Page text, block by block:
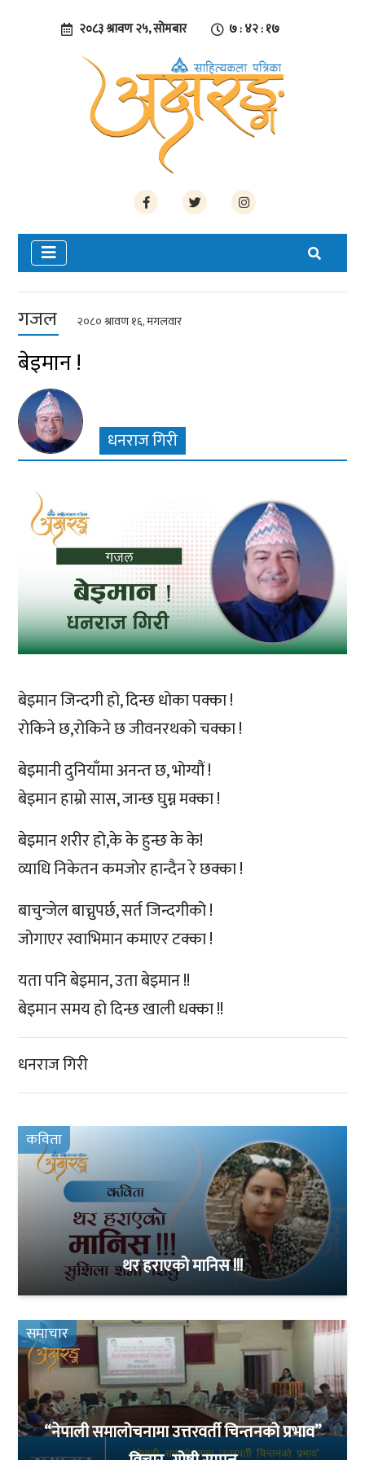
२०८३ श्रावण २५, सोमबार ७ : ४२ : १८
गजल २०८० श्रावण १६, मंगलवार
बेइमान !
धनराज गिरी
बेइमान जिन्दगी हो, दिन्छ धोका पक्का !
रोकिने छ,रोकिने छ जीवनरथको चक्का !
बेइमानी दुनियाँमा अनन्त छ, भोग्यौं !
बेइमान हाम्रो सास, जान्छ घुम्न मक्का !
बेइमान शरीर हो,के के हुन्छ के के!
व्याधि निकेतन कमजोर हान्दैन रे छक्का !
बाचुन्जेल बाच्नुपर्छ, सर्त जिन्दगीको !
जोगाएर स्वाभिमान कमाएर टक्का !
यता पनि बेइमान, उता बेइमान !!
बेइमान समय हो दिन्छ खाली धक्का !!
धनराज गिरी
कविता
थर हराएको मानिस !!!
समाचार
“नेपाली समालोचनामा उत्तरवर्ती चिन्तनको प्रभाव”